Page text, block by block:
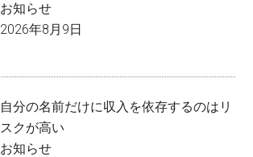
お知らせ
2026年8月9日
自分の名前だけに収入を依存するのはリ
スクが高い
お知らせ